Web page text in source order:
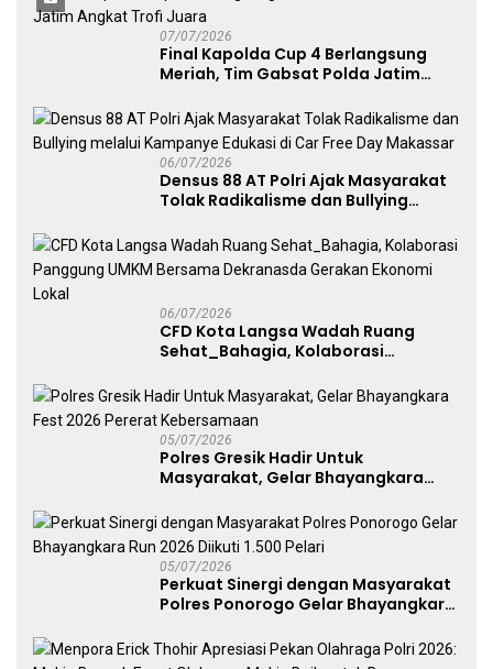
07/07/2026
Final Kapolda Cup 4 Berlangsung
Meriah, Tim Gabsat Polda Jatim
06/07/2026
Densus 88 AT Polri Ajak Masyarakat
Tolak Radikalisme dan Bullying
Free Day Makassar
06/07/2026
CFD Kota Langsa Wadah Ruang
Sehat_Bahagia, Kolaborasi
Dekranasda Gerakan Ekonomi Lokal
05/07/2026
Polres Gresik Hadir Untuk
Masyarakat, Gelar Bhayangkara
05/07/2026
Perkuat Sinergi dengan Masyarakat
Polres Ponorogo Gelar Bhayangkara